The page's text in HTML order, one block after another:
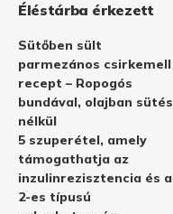
Éléstárba érkezett
Sütőben sült
parmezános csirkemell
recept – Ropogós
bundával, olajban sütés
nélkül
5 szuperétel, amely
támogathatja az
inzulinrezisztencia és a
2-es típusú